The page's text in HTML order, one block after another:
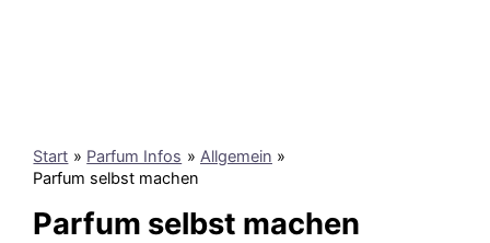
Start Parfum Infos
Allgemein
Parfum selbst machen
Parfum selbst machen